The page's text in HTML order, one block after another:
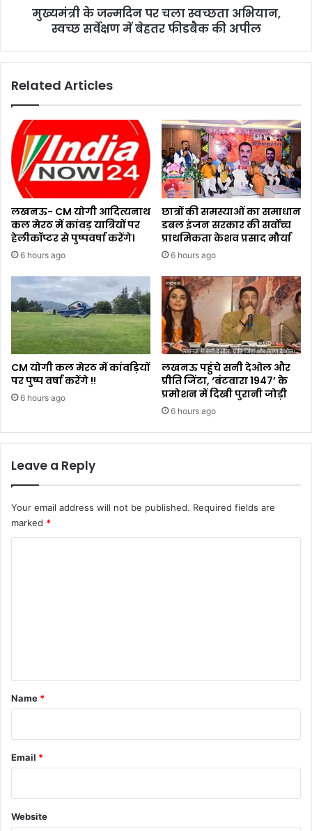
मुख्यमंत्री के जन्मदिन पर चला स्वच्छता अभियान,
स्वच्छ सर्वेक्षण में बेहतर फीडबैक की अपील
Related Articles
लखनऊ- CM योगी आदित्यनाथ
कल मेरठ में कांवड़ यात्रियों पर
हेलीकॉप्टर से पुष्पवर्षा करेंगे।
6 hours ago
छात्रों की समस्याओं का समाधान
डबल इंजन सरकार की सर्वोच्च
प्राथमिकता केशव प्रसाद मौर्या
6 hours ago
CM योगी कल मेरठ में कांवड़ियों
पर पुष्प वर्षा करेंगे !!
6 hours ago
लखनऊ पहुंचे सनी देओल और
प्रीति जिंटा, ‘बंटवारा 1947’ के
प्रमोशन में दिखी पुरानी जोड़ी
6 hours ago
Leave a Reply
Your email address will not be published. Required fields are
marked *
*
Name *
Email *
Website